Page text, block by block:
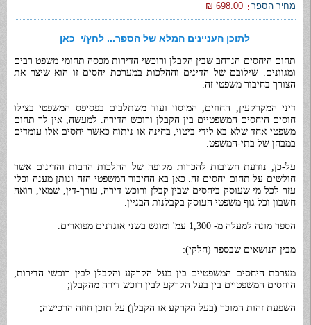
מחיר הספר 698.00 ₪
לתוכן העניינים המלא של הספר... לחץ/י כאן
תחום היחסים הנרחב שבין הקבלן ורוכשי הדירות מכסה תחומי משפט רבים
ומגוונים. שילובם של הדינים וההלכות במערכת יחסים זו הוא שיצר את
הצורך בחיבור משפטי זה.
דיני המקרקעין, החוזים, המיסוי ועוד משתלבים בפסיפס המשפטי בצילו
חוסים היחסים המשפטיים בין הקבלן ורוכש הדירה. למעשה, אין לך תחום
משפטי אחד שלא בא לידי ביטוי, בחינה או ניתוח כאשר יחסים אלו עומדים
במבחן של בתי-המשפט.
על-כן, נודעת חשיבות להכרות מקיפה של ההלכות הרבות והדינים אשר
חולשים על תחום יחסים זה. כאן בא החיבור המשפטי הזה ונותן מענה וכלי
עזר לכל מי שעוסק ביחסים שבין קבלן ורוכש דירה, עורך-דין, שמאי, רואה
חשבון וכל גוף משפטי העוסק בקבלנות הבניין.
הספר מונה למעלה מ- 1,300 עמ' ומוגש בשני אוגדנים מפוארים.
מבין הנושאים שבספר (חלקי):
מערכת היחסים המשפטיים בין בעל הקרקע והקבלן לבין רוכשי הדירות;
היחסים המשפטיים בין בעל הקרקע לבין רוכש דירה מהקבלן;
השפעת זהות המוכר (בעל הקרקע או הקבלן) על תוכן חוזה הרכישה;